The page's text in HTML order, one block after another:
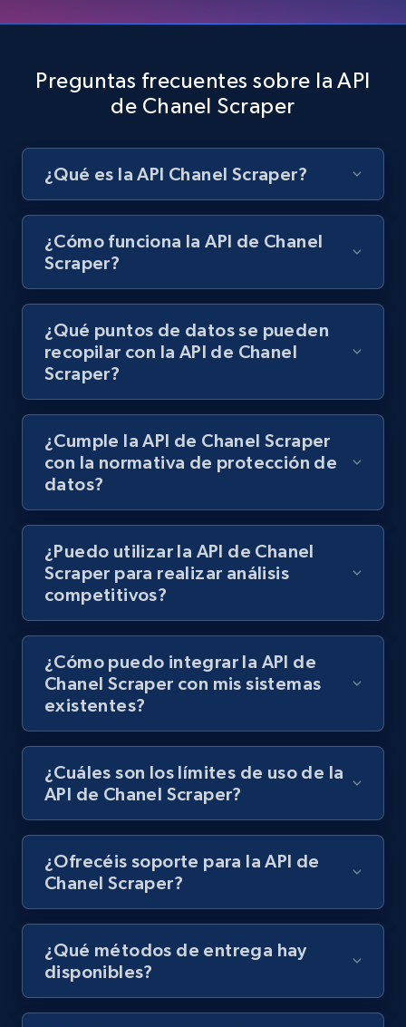
Preguntas frecuentes sobre la API
de Chanel Scraper
¿Qué es la API Chanel Scraper?
¿Cómo funciona la API de Chanel
Scraper?
¿Qué puntos de datos se pueden
recopilar con la API de Chanel
Scraper?
¿Cumple la API de Chanel Scraper
con la normativa de protección de
datos?
¿Puedo utilizar la API de Chanel
Scraper para realizar análisis
competitivos?
¿Cómo puedo integrar la API de
Chanel Scraper con mis sistemas
existentes?
¿Cuáles son los límites de uso de la
API de Chanel Scraper?
¿Ofrecéis soporte para la API de
Chanel Scraper?
¿Qué métodos de entrega hay
disponibles?